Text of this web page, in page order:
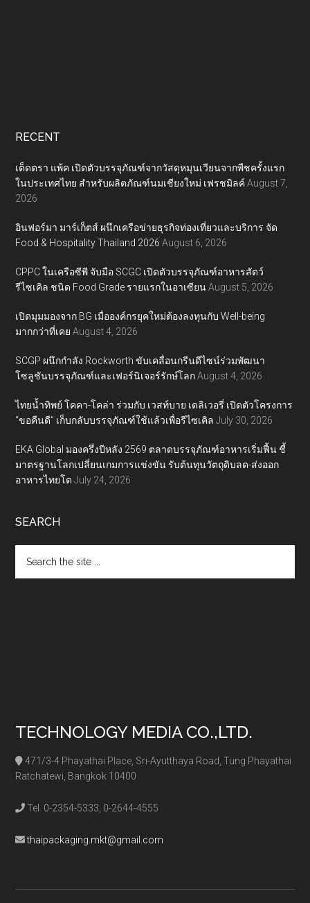
RECENT
เต็ดตรา แพ้ค เปิดตัวบรรจุภัณฑ์จากวัสดุหมุนเวียนจากพืชครั้งแรก
ในประเทศไทย สำหรับผลิตภัณฑ์นมเชียงใหม่ เฟรชมิลค์ August 7,
2026
อินฟอร์มา มาร์เก็ตส์ ผนึกเครือข่ายธุรกิจท่องเที่ยวและบริการ จัด
Food & Hospitality Thailand 2026 August 6, 2026
CPPC ในเครือซีพี จับมือ SCGC เปิดตัวบรรจุภัณฑ์อาหารสัตว์
รีไซเคิล ชนิด Food Grade รายแรกในอาเซียน August 5, 2026
เปิดมุมมองจาก BG เมื่อองค์กรยุคใหม่ต้องลงทุนกับ Well-being
มากกว่าที่เคย August 4, 2026
SCGP ผนึกกำลัง Rockworth ขับเคลื่อนกรีนดีไซน์ร่วมพัฒนา
โซลูชันบรรจุภัณฑ์และเฟอร์นิเจอร์รักษ์โลก August 4, 2026
ไทยน้ำทิพย์ โคคา-โคล่า ร่วมกับ เวสท์บาย เดลิเวอรี่ เปิดตัวโครงการ
“ขอคืนดี” เก็บกลับบรรจุภัณฑ์ใช้แล้วเพื่อรีไซเคิล July 30, 2026
EKA Global มองครึ่งปีหลัง 2569 ตลาดบรรจุภัณฑ์อาหารเริ่มฟื้น ชี้
มาตรฐานโลกเปลี่ยนเกมการแข่งขัน รับต้นทุนวัตถุดิบลด-ส่งออก
อาหารไทยโต July 24, 2026
SEARCH
the
site
TECHNOLOGY MEDIA CO.,LTD.
471/3-4 Phayathai Place, Sri-Ayutthaya Road, Tung Phayathai
Ratchatewi, Bangkok 10400
Tel. 0-2354-5333, 0-2644-4555
thaipackaging.mkt@gmail.com